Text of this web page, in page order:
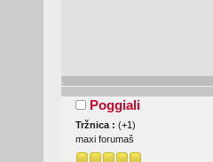
Poggiali
Tržnica : (+1)
maxi forumaš